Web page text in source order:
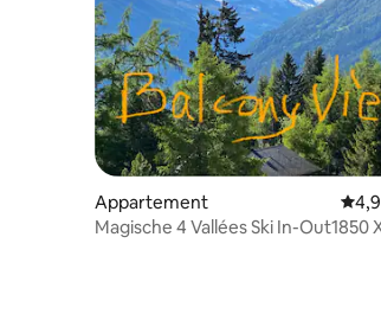
Appartement
Magische 4 Vallées Ski In-Out1850